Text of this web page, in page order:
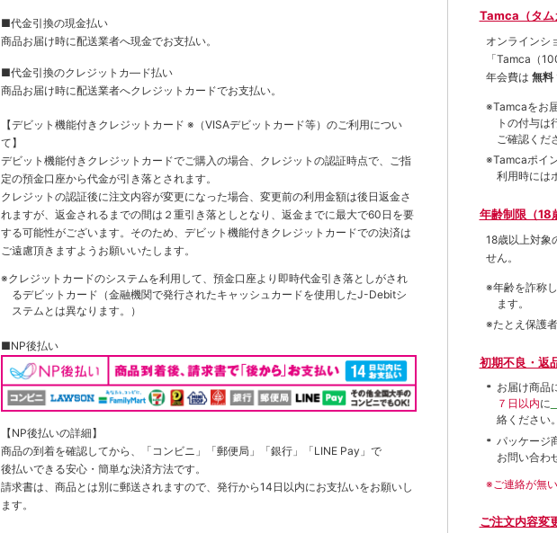
■代金引換の現金払い
商品お届け時に配送業者へ現金でお支払い。
■代金引換のクレジットカ―ド払い
商品お届け時に配送業者へクレジットカードでお支払い。
【デビット機能付きクレジットカード ※（VISAデビットカード等） のご利用につい
て】
デビット機能付きクレジットカードでご購入の場合、クレジットの認証時点で、ご指
定の預金口座から代金が引き落とされます。
クレジットの認証後に注文内容が変更になった場合、変更前の利用金額は後日返金さ
れますが、返金されるまでの間は２重引き落としとなり、返金までに最大で60日を要
する可能性がございます。そのため、デビット機能付きクレジットカードでの決済は
ご遠慮頂きますようお願いいたします。
※クレジットカードのシステムを利用して、預金口座より即時代金引き落としがされ
るデビットカード（金融機関で発行されたキャッシュカードを使用したJ-Debitシ
ステムとは異なります。）
■NP後払い
【NP後払いの詳細】
商品の到着を確認してから、「コンビニ」「郵便局」「銀行」「LINE Pay」で
後払いできる安心・簡単な決済方法です。
請求書は、商品とは別に郵送されますので、発行から14日以内にお支払いをお願いし
ます。
Tamca（タム
オンラインシ
「Tamca （
年会費は 無料
※Tamcaをお
トの付与は
ご確認くだ
※Tamcaポイ
利用時には
年齢制限（18
18歳以上対象
せん。
※年齢を詐称
ます。
※たとえ保護
初期不良・返
お届け商品
７日以内に
絡ください
パッケージ
お問い合わ
※ご連絡が無
ご注文内容変